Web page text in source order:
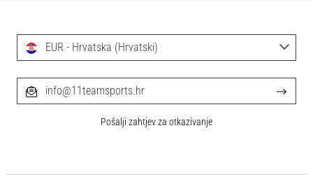
EUR - Hrvatska (Hrvatski)
info@11teamsports.hr
Pošalji zahtjev za otkazivanje